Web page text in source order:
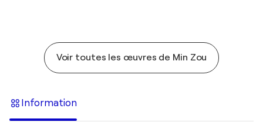
Voir toutes les œuvres de Min Zou
Information